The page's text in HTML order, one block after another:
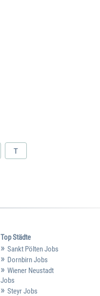
T
Top Städte
Sankt Pölten Jobs
Dornbirn Jobs
Wiener Neustadt
Jobs
Steyr Jobs